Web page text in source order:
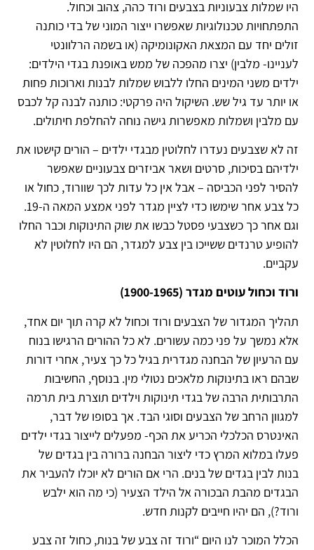
היו שמלות צבעוניות בצבעים ורוד כהה, צהוב וכחול.
התפתחויות טכנולוגיות שאפשרו ייצור המוני של בדי כותנה
זולים יחד עם המצאת האקונומיקה (או בשמה הרלוונטי
לעניינו- מלבין) יצרו מהפכה של ממש באופנת בגדי הילדים:
ילדים משני המינים החלו ללבוש שמלות לבנות וארוכות פחות
או יותר עד גיל שש. השיקול היה פרקטי: כותנה לבנה קל לכבס
עם מלבין ושמלות מאפשרות גישה נוחה להחלפת חיתולים.
זה לא שצבעים נעדרו לחלוטין מבגדי ילדים – הורים קישטו את
ילדיהם בסיכות, סרטים ושאר אביזרים צבעוניים שאפשר
להסיר לפני הכביסה – אבל אין כל עדות לכך שוורוד, כחול או
כל צבע אחר שימשו כדי לציין מגדר לפני אמצע המאה ה-19.
וגם אחר כך כשצבעי פסטל כבשו את שוק התינוקות וכבר החלו
להופיע טרנדים ששייכו בין צבע למגדר, הם היו לחלוטין לא
עקביים.
ורוד וכחול עוטים מגדר (1900-1965)
תהליך המגדור של הצבעים ורוד וכחול לא קרה תוך יום אחד,
אלא נמשך על פני כמה עשורים. לא כל ההורים הרגישו בנוח
עם הרעיון של הבחנה מגדרית בגיל כל כך צעיר, אחרי דורות
שבהם ראו בתינוקות מלאכים נטולי מין. בנוסף, החשיבות
התרבותית הרבה של בגדי תינוקות וילדים תוצרת בית תרמה
למגוון הרחב של הצבעים וסוגי הבד. אך בסופו של דבר,
האינטרס הכלכלי הכריע את הכף- מפעלים לייצור בגדי ילדים
פעלו במלוא המרץ כדי ליצור הבחנה ברורה בין בגדים של
בנות לבין בגדים של בנים. הרי אם הורים לא יוכלו להעביר את
הבגדים מהבת הבכורה אל הילד הצעיר (כי מה הוא ילבש
ורוד?), הם יהיו חייבים לקנות חדש.
הכלל המוכר לנו היום “ורוד זה צבע של בנות, כחול זה צבע